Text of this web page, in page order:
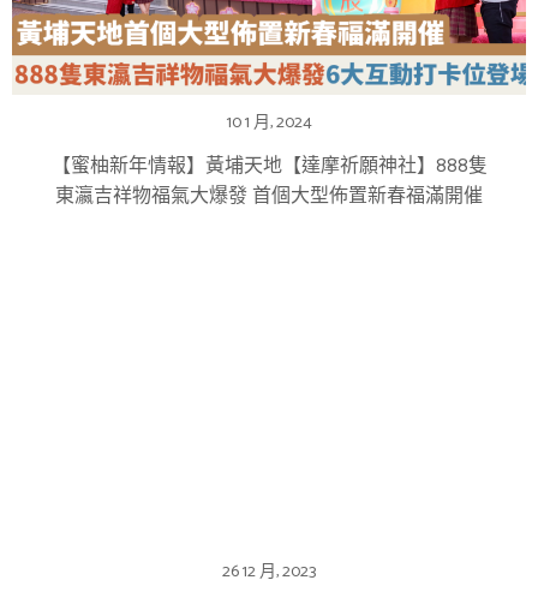
10 1 月, 2024
【蜜柚新年情報】黃埔天地【達摩祈願神社】888隻
東瀛吉祥物福氣大爆發 首個大型佈置新春福滿開催
26 12 月, 2023